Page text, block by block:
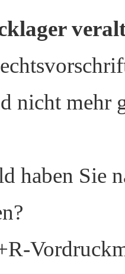
nicht mehr
haben Sie